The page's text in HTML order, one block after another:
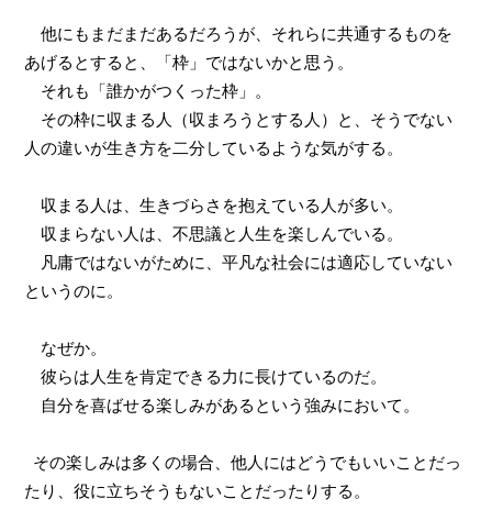
他にもまだまだあるだろうが、それらに共通するものを
あげるとすると、「枠」ではないかと思う。
それも「誰かがつくった枠」。
その枠に収まる人（収まろうとする人）と、そうでない
人の違いが生き方を二分しているような気がする。
収まる人は、生きづらさを抱えている人が多い。
収まらない人は、不思議と人生を楽しんでいる。
凡庸ではないがために、平凡な社会には適応していない
というのに。
なぜか。
彼らは人生を肯定できる力に長けているのだ。
自分を喜ばせる楽しみがあるという強みにおいて。
その楽しみは多くの場合、他人にはどうでもいいことだっ
たり、役に立ちそうもないことだったりする。